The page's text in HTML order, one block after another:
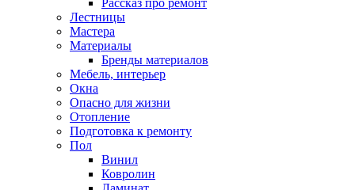
Рассказ про ремонт
Лестницы
Мастера
Материалы
Бренды материалов
Мебель, интерьер
Окна
Опасно для жизни
Отопление
Подготовка к ремонту
Пол
Винил
Ковролин